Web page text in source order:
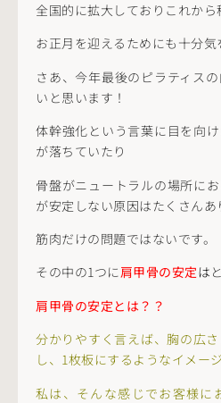
全国的に拡大しておりこれから
お正月を迎えるためにも十分気
さあ、今年最後のピラティス
いと思います！
体幹強化という言葉に目を向
が落ちていたり
骨盤がニュートラルの場所に
が安定しない原因はたくさんあ
筋肉だけの問題ではないです。
その中の1つに肩甲骨の安定は
肩甲骨の安定とは？？
分かりやすく言えば、胸の広
し、1枚板にするようなイメージ
私は、そんな感じでお客様に